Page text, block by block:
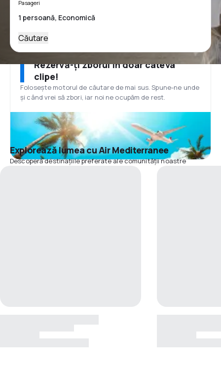
Pasageri
Căutare
Rezervă-ți zborul în doar câteva
clipe!
Folosește motorul de căutare de mai sus. Spune-ne unde
și când vrei să zbori, iar noi ne ocupăm de rest.
Explorează lumea cu Air Mediterranee
Descoperă destinațiile preferate ale comunității noastre